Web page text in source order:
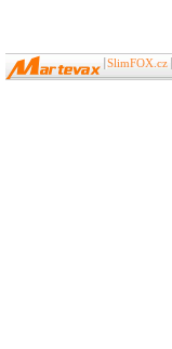
SlimFOX.cz